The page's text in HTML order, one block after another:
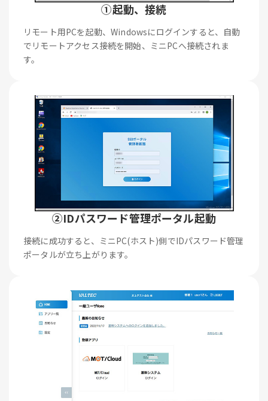
①起動、接続
リモート用PCを起動、Windowsにログインすると、自動
でリモートアクセス接続を開始、ミニPCへ接続されま
す。
②IDパスワード管理ポータル起動
接続に成功すると、ミニPC(ホスト)側でIDパスワード管理
ポータルが立ち上がります。